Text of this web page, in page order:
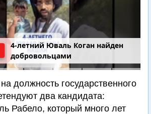
4-летний Юваль Коган найден
добровольцами
должность государственного
два кандидата:
Рабело, который много лет